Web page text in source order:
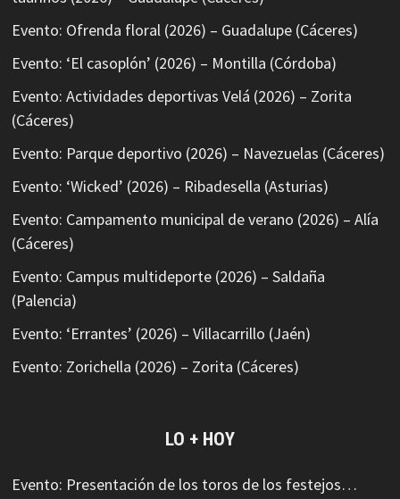
Evento: Ofrenda floral (2026) – Guadalupe (Cáceres)
Evento: ‘El casoplón’ (2026) – Montilla (Córdoba)
Evento: Actividades deportivas Velá (2026) – Zorita
(Cáceres)
Evento: Parque deportivo (2026) – Navezuelas (Cáceres)
Evento: ‘Wicked’ (2026) – Ribadesella (Asturias)
Evento: Campamento municipal de verano (2026) – Alía
(Cáceres)
Evento: Campus multideporte (2026) – Saldaña
(Palencia)
Evento: ‘Errantes’ (2026) – Villacarrillo (Jaén)
Evento: Zorichella (2026) – Zorita (Cáceres)
LO + HOY
Evento: Presentación de los toros de los festejos…